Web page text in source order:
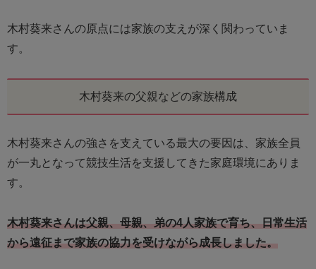
木村葵来さんの原点には家族の支えが深く関わっていま
す。
木村葵来の父親などの家族構成
木村葵来さんの強さを支えている最大の要因は、家族全員
が一丸となって競技生活を支援してきた家庭環境にありま
す。
木村葵来さんは父親、母親、弟の4人家族で育ち、日常生活
から遠征まで家族の協力を受けながら成長しました。